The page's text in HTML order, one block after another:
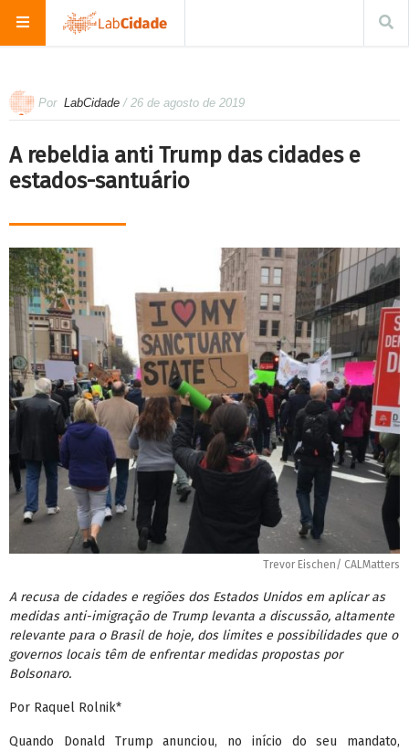
Por LabCidade / 26 de agosto de 2019
A rebeldia anti Trump das cidades e
estados-santuário
Trevor Eischen/ CALMatters
A recusa de cidades e regiões dos Estados Unidos em aplicar as
medidas anti-imigração de Trump levanta a discussão, altamente
relevante para o Brasil de hoje, dos limites e possibilidades que o
governos locais têm de enfrentar medidas propostas por
Bolsonaro.
Por Raquel Rolnik*
Quando Donald Trump anunciou, no início do seu mandato,